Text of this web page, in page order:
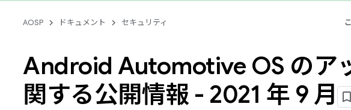
AOSP ドキュメント セキュリティ
Android Automotive OS のア
関する公開情報 - 2021 年 9 月